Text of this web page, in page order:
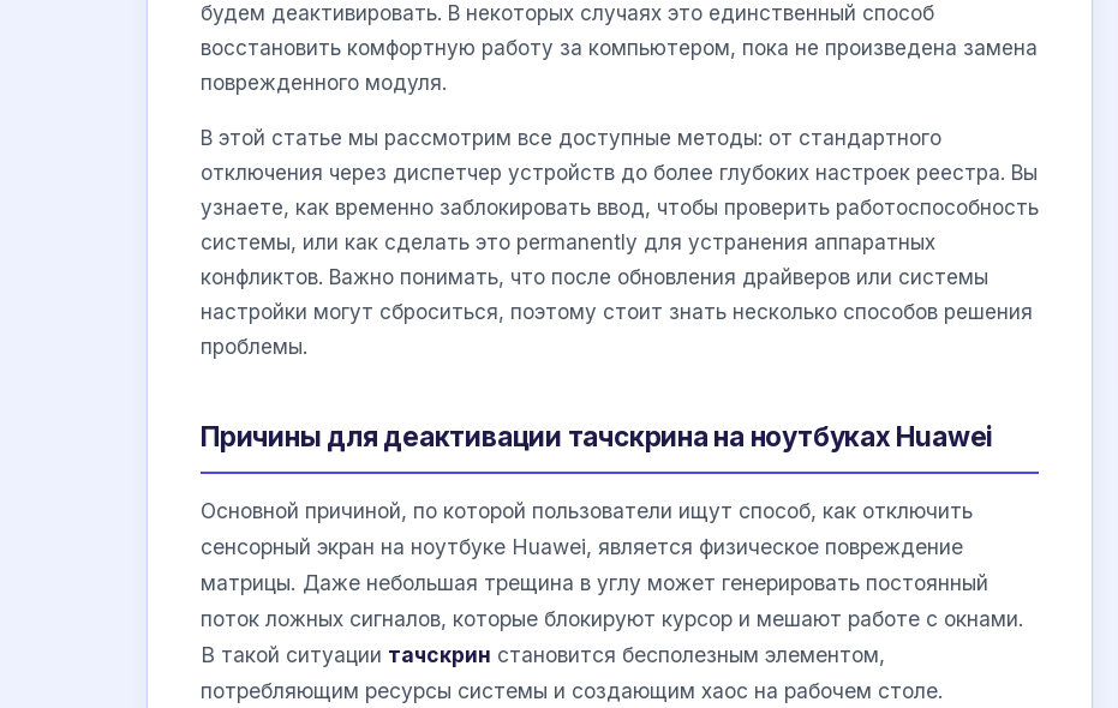
будем деактивировать. В некоторых случаях это единственный способ
восстановить комфортную работу за компьютером, пока не произведена замена
поврежденного модуля.
В этой статье мы рассмотрим все доступные методы: от стандартного
отключения через диспетчер устройств до более глубоких настроек реестра. Вы
узнаете, как временно заблокировать ввод, чтобы проверить работоспособность
системы, или как сделать это permanently для устранения аппаратных
конфликтов. Важно понимать, что после обновления драйверов или системы
настройки могут сброситься, поэтому стоит знать несколько способов решения
проблемы.
Причины для деактивации тачскрина на ноутбуках Huawei
Основной причиной, по которой пользователи ищут способ, как отключить
сенсорный экран на ноутбуке Huawei, является физическое повреждение
матрицы. Даже небольшая трещина в углу может генерировать постоянный
поток ложных сигналов, которые блокируют курсор и мешают работе с окнами.
В такой ситуации тачскрин становится бесполезным элементом,
потребляющим ресурсы системы и создающим хаос на рабочем столе.